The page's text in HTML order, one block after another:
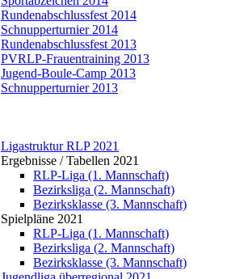
Rundenabschlussfest 2014
Schnupperturnier 2014
Rundenabschlussfest 2013
PVRLP-Frauentraining 2013
Jugend-Boule-Camp 2013
Schnupperturnier 2013
Ligastruktur RLP 2021
Ergebnisse / Tabellen 2021
RLP-Liga (1. Mannschaft)
Bezirksliga (2. Mannschaft)
Bezirksklasse (3. Mannschaft)
Spielpläne 2021
RLP-Liga (1. Mannschaft)
Bezirksliga (2. Mannschaft)
Bezirksklasse (3. Mannschaft)